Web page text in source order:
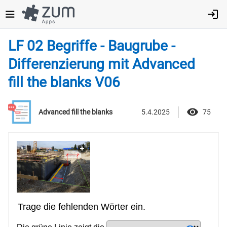
zum
Inhalt
LF 02 Begriffe - Baugrube -
Differenzierung mit Advanced
fill the blanks V06
Advanced fill the blanks 5.4.2025 75